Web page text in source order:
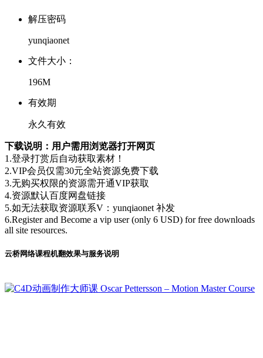
解压密码
yunqiaonet
文件大小：
196M
有效期
永久有效
下载说明：用户需用浏览器打开网页
1.登录打赏后自动获取素材！
2.VIP会员仅需30元全站资源免费下载
3.无购买权限的资源需开通VIP获取
4.资源默认百度网盘链接
5.如无法获取资源联系V：yunqiaonet 补发
6.Register and Become a vip user (only 6 USD) for free downloads
all site resources.
云桥网络课程机翻效果与服务说明